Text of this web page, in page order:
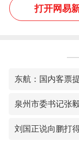
吗？”“或将成为
不带古筝的选手。
打开网易